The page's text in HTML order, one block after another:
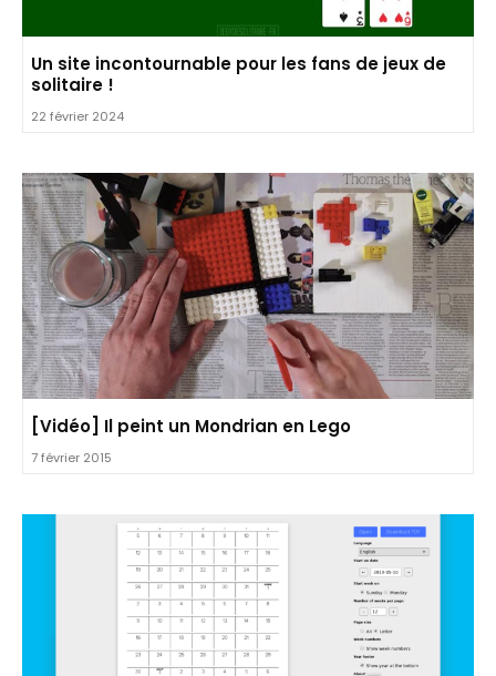
Un site incontournable pour les fans de jeux de
solitaire !
22 février 2024
[Vidéo] Il peint un Mondrian en Lego
7 février 2015